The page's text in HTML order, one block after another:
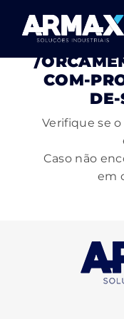
PÁGINA
/
COM-
DE-
Verifique se
Caso não
em